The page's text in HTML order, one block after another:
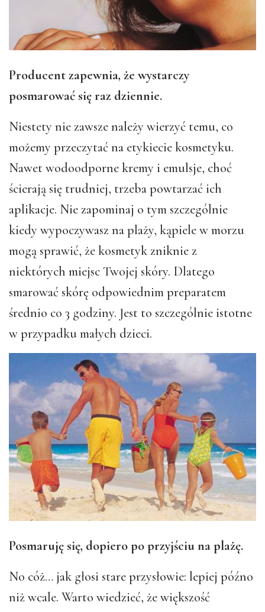
Producent zapewnia, że wystarczy
posmarować się raz dziennie.
Niestety nie zawsze należy wierzyć temu, co
możemy przeczytać na etykiecie kosmetyku.
Nawet wodoodporne kremy i emulsje, choć
ścierają się trudniej, trzeba powtarzać ich
aplikacje. Nie zapominaj o tym szczególnie
kiedy wypoczywasz na plaży, kąpiele w morzu
mogą sprawić, że kosmetyk zniknie z
niektórych miejsc Twojej skóry. Dlatego
smarować skórę odpowiednim preparatem
średnio co 3 godziny. Jest to szczególnie istotne
w przypadku małych dzieci.
Posmaruję się, dopiero po przyjściu na plażę.
No cóż… jak głosi stare przysłowie: lepiej późno
niż wcale. Warto wiedzieć, że większość